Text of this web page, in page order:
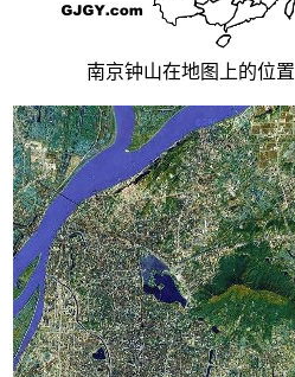
南京钟山在地图上的位置